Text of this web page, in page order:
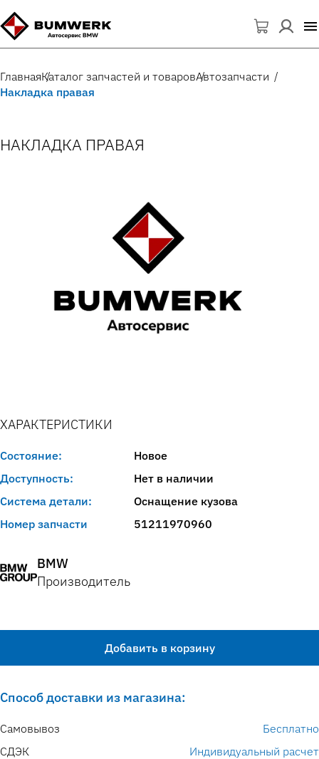
ГлавнаяКаталог запчастей и товаровАвтозапчасти
Накладка правая
НАКЛАДКА ПРАВАЯ
ХАРАКТЕРИСТИКИ
Состояние:
Новое
Доступность:
Нет в наличии
Система детали:
Оснащение кузова
Номер запчасти
51211970960
BMW
Производитель
Добавить в корзину
Способ доставки из магазина:
Самовывоз
Бесплатно
СДЭК
Индивидуальный расчет